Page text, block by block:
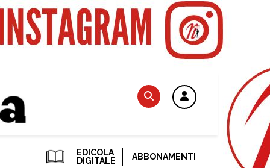
EDICOLA
DIGITALE
ABBONAMENTI